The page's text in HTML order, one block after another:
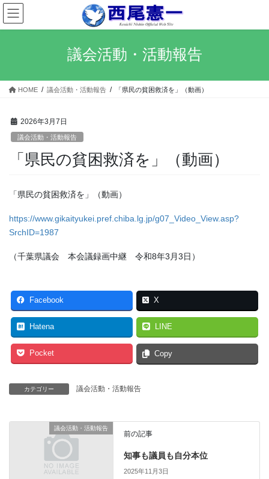
コ
ン
テ
ス
ナ
ビ
ゲ
ン
議会活動・活動報告
HOME 議会活動・活動報告 「県民の貧困救済を」（動画）
2026年3月7日
議会活動・活動報告
「県民の貧困救済を」（動画）
「県民の貧困救済を」（動画）
https://www.gikaityukei.pref.chiba.lg.jp/g07_Video_View.asp?
SrchID=1987
（千葉県議会 本会議録画中継 令和8年3月3日）
Facebook X
Hatena LINE
Pocket Copy
カテゴリー 議会活動・活動報告
議会活動・活動報告
前の記事
知事も議員も自分本位
2025年11月3日